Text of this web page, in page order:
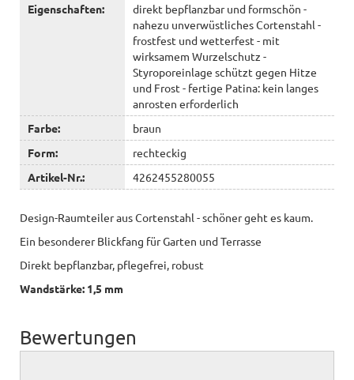
Eigenschaften:
direkt bepflanzbar und formschön -
nahezu unverwüstliches Cortenstahl -
frostfest und wetterfest - mit
wirksamem Wurzelschutz -
Styroporeinlage schützt gegen Hitze
und Frost - fertige Patina: kein langes
anrosten erforderlich
Farbe:
braun
Form:
rechteckig
Artikel-Nr.:
4262455280055
Design-Raumteiler aus Cortenstahl - schöner geht es kaum.
Ein besonderer Blickfang für Garten und Terrasse
Direkt bepflanzbar, pflegefrei, robust
Wandstärke: 1,5 mm
Bewertungen